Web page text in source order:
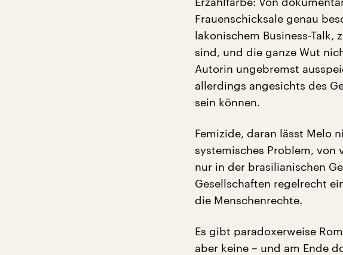
Frauenschicksale genau
lakonischem Business-Talk,
sind, und die ganze Wut
Autorin ungebremst
allerdings angesichts des
sein können.
Femizide, daran lässt Melo
systemisches Problem,
nur in der brasilianischen
Gesellschaften regelrecht
die Menschenrechte.
Es gibt paradoxerweise
aber keine – und am Ende